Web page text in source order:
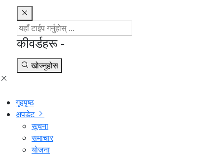
कीवर्डहरू -
खोज्नुहोस
गृहपृष्ठ
अपडेट
सूचना
समाचार
योजना